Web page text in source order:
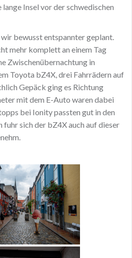
Insel vor der schwedischen
bewusst entspannter geplant.
mehr komplett an einem Tag
Zwischenübernachtung in
Toyota bZ4X, drei Fahrrädern auf
Gepäck ging es Richtung
mit dem E-Auto waren dabei
bei Ionity passten gut in den
sich der bZ4X auch auf dieser